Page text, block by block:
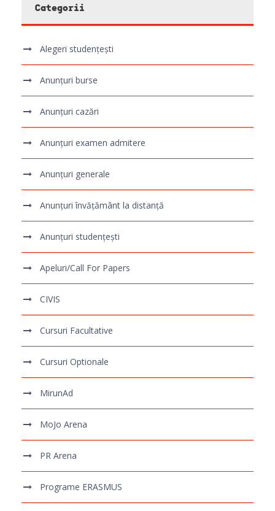
Categorii
Alegeri studențești
Anunțuri burse
Anunțuri cazări
Anunțuri examen admitere
Anunțuri generale
Anunțuri învățământ la distanță
Anunțuri studențești
Apeluri/Call For Papers
CIVIS
Cursuri Facultative
Cursuri Optionale
MirunAd
MoJo Arena
PR Arena
Programe ERASMUS